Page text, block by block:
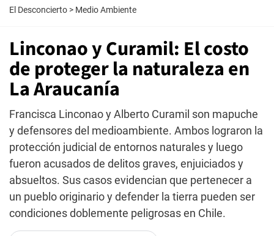
El Desconcierto > Medio Ambiente
Linconao y Curamil: El costo
de proteger la naturaleza en
La Araucanía
Francisca Linconao y Alberto Curamil son mapuche
y defensores del medioambiente. Ambos lograron la
protección judicial de entornos naturales y luego
fueron acusados de delitos graves, enjuiciados y
absueltos. Sus casos evidencian que pertenecer a
un pueblo originario y defender la tierra pueden ser
condiciones doblemente peligrosas en Chile.